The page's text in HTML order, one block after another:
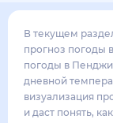
В текущем
прогноз погоды
погоды в
дневной
визуализация
и даст понять,